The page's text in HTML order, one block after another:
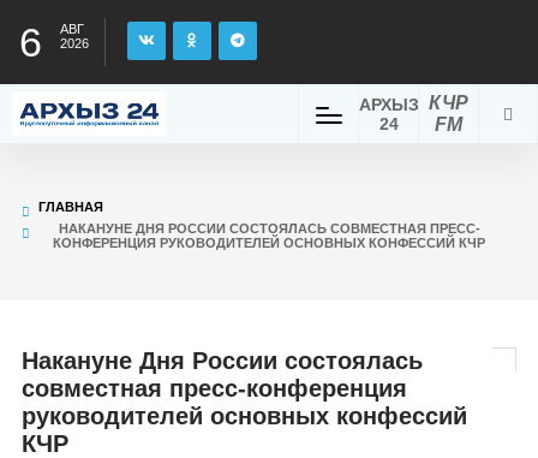
6
АВГ
2026
КЧР
FM
АРХЫЗ
24
ГЛАВНАЯ
НАКАНУНЕ ДНЯ РОССИИ СОСТОЯЛАСЬ СОВМЕСТНАЯ ПРЕСС-
КОНФЕРЕНЦИЯ РУКОВОДИТЕЛЕЙ ОСНОВНЫХ КОНФЕССИЙ КЧР
Накануне Дня России состоялась
совместная пресс-конференция
руководителей основных конфессий
КЧР